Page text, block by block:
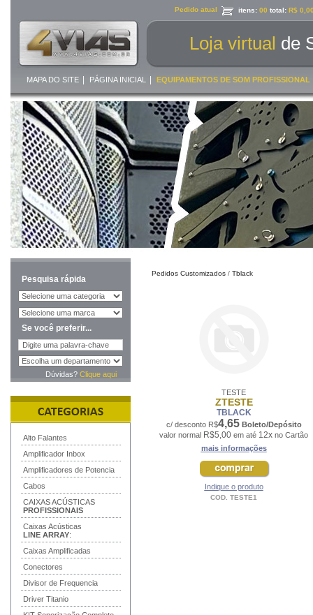
Pedido atual itens: 00 total: R$
Loja virtual de
MAPA DO SITE PÁGINA INICIAL EQUIPAMENTOS DE SOM PROFISSIONAL
Pesquisa rápida
Se você preferir...
Dúvidas? Clique aqui
Alto Falantes
Amplificador Inbox
Amplificadores de Potencia
Cabos
CAIXAS ACÚSTICAS
PROFISSIONAIS
Caixas Acústicas
LINE ARRAY:
Caixas Amplificadas
Conectores
Divisor de Frequencia
Driver Titanio
Pedidos Customizados / Tblack
TESTE
ZTESTE
TBLACK
c/ desconto R$4,65 Boleto/Depósito
valor normal R$5,00 em até 12x no Cartão
mais informações
Indique o produto
COD. TESTE1